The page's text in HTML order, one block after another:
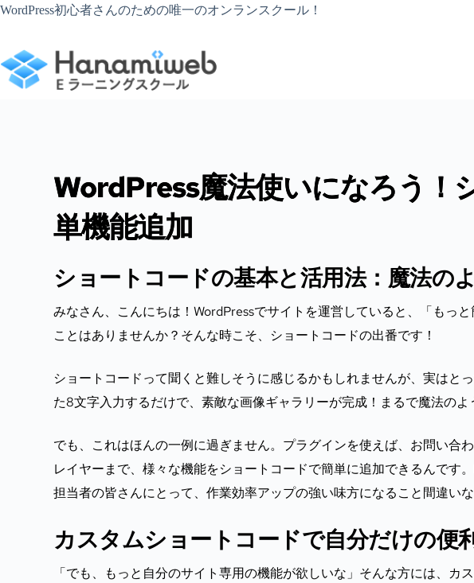
コ
ン
ツ
WordPress初心者さんのための唯一のオンランスクール！
WordPress魔法使いになろう！
単機能追加
ショートコードの基本と活用法：魔法の
みなさん、こんにちは！WordPressでサイトを運営していると、「もっ
ことはありませんか？そんな時こそ、ショートコードの出番です！
ショートコードって聞くと難しそうに感じるかもしれませんが、実はと
た8文字入力するだけで、素敵な画像ギャラリーが完成！まるで魔法のよ
でも、これはほんの一例に過ぎません。プラグインを使えば、お問い合
レイヤーまで、様々な機能をショートコードで簡単に追加できるんです
担当者の皆さんにとって、作業効率アップの強い味方になること間違いな
カスタムショートコードで自分だけの便
「でも、もっと自分のサイト専用の機能が欲しいな」そんな方には、カ